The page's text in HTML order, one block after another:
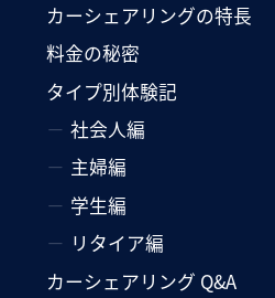
カーシェアリングの特長
料金の秘密
タイプ別体験記
社会人編
主婦編
学生編
リタイア編
カーシェアリング Q&A